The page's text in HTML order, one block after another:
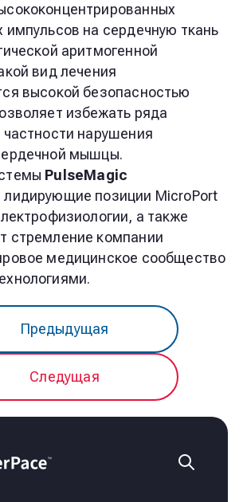
импульсов на сердечную ткань
аритмогенной
вид лечения
высокой безопасностью
избежать ряда
нарушения
мышцы.
PulseMagic
лидирующие позиции MicroPort
а также
стремление компании
медицинское сообщество
Предыдущая
Следущая